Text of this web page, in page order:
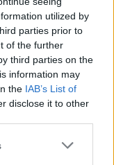
utilized by
parties prior to
of the further
third parties on the
information may
the IAB’s List of
disclose it to other
Adamkus:
9